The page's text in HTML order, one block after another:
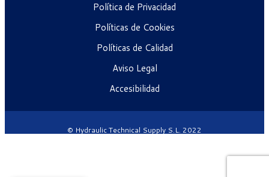
Política de Privacidad
Políticas de Cookies
Políticas de Calidad
Aviso Legal
Accesibilidad
© Hydraulic Technical Supply S.L. 2022